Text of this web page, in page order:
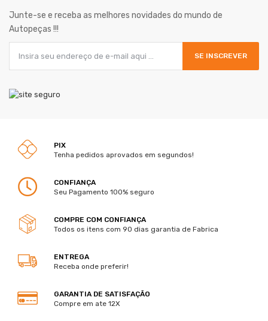
Junte-se e receba as melhores novidades do mundo de
Autopeças !!!
SE INSCREVER
PIX
Tenha pedidos aprovados em segundos!
CONFIANÇA
Seu Pagamento 100% seguro
COMPRE COM CONFIANÇA
Todos os itens com 90 dias garantia de Fabrica
ENTREGA
Receba onde preferir!
GARANTIA DE SATISFAÇÃO
Compre em ate 12X